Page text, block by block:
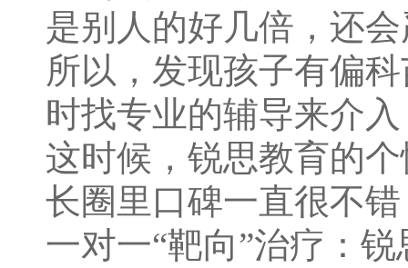
是别人的好几倍，还
所以，发现孩子有偏
时找专业的辅导来介
这时候，锐思教育的
长圈里口碑一直很不
一对一“靶向”治疗：